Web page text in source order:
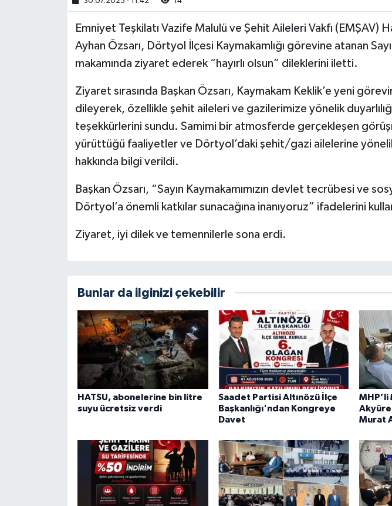
Emniyet Teşkilatı Vazife Malulü ve Şehit Aileleri Vakfı (EMŞAV)
Ayhan Özsarı, Dörtyol İlçesi Kaymakamlığı görevine atanan
makamında ziyaret ederek “hayırlı olsun” dileklerini iletti.
Ziyaret sırasında Başkan Özsarı, Kaymakam Keklik’e yeni
dileyerek, özellikle şehit aileleri ve gazilerimize yönelik
teşekkürlerini sundu. Samimi bir atmosferde gerçekleşen
yürüttüğü faaliyetler ve Dörtyol’daki şehit/gazi ailelerine
hakkında bilgi verildi.
Başkan Özsarı, “Sayın Kaymakamımızın devlet tecrübesi ve
Dörtyol’a önemli katkılar sunacağına inanıyoruz” ifadelerini
Ziyaret, iyi dilek ve temennilerle sona erdi.
Bunlar da ilginizi çekebilir
HATSU, abonelerine bin litre
suyu ücretsiz verdi
Saadet Partisi Altınözü İlçe
Başkanlığı'ndan Kongreye
Davet
MHP’li
Murat